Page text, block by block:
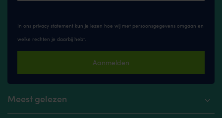
In ons privacy statement kun je lezen hoe wij met persoonsgegevens omgaan en
welke rechten je daarbij hebt.
Aanmelden
Meest gelezen